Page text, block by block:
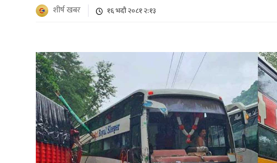
शीर्ष खबर १६ भदौ २०८१ २:१३